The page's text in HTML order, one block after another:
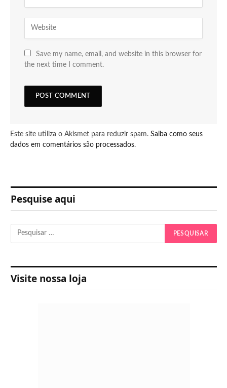
Save my name, email, and website in this browser for
the next time I comment.
Este site utiliza o Akismet para reduzir spam. Saiba como seus
dados em comentários são processados.
Pesquise aqui
Visite nossa loja